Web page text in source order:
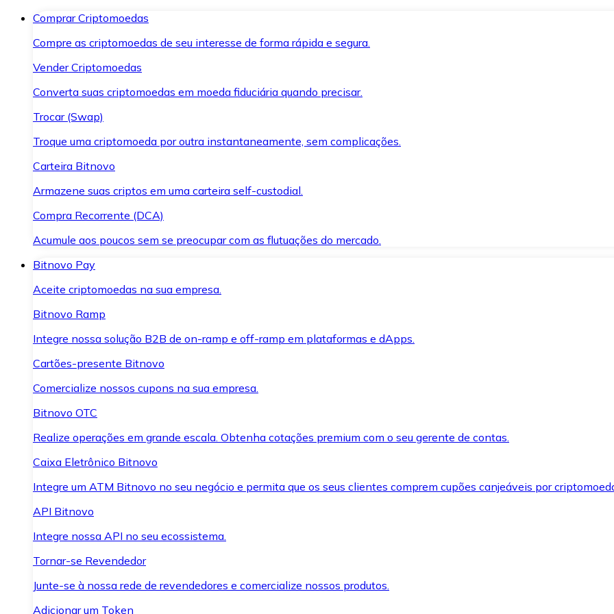
Comprar Criptomoedas
Compre as criptomoedas de seu interesse de forma rápida e segura.
Vender Criptomoedas
Converta suas criptomoedas em moeda fiduciária quando precisar.
Trocar (Swap)
Troque uma criptomoeda por outra instantaneamente, sem complicações.
Carteira Bitnovo
Armazene suas criptos em uma carteira self-custodial.
Compra Recorrente (DCA)
Acumule aos poucos sem se preocupar com as flutuações do mercado.
Bitnovo Pay
Aceite criptomoedas na sua empresa.
Bitnovo Ramp
Integre nossa solução B2B de on-ramp e off-ramp em plataformas e dApps.
Cartões-presente Bitnovo
Comercialize nossos cupons na sua empresa.
Bitnovo OTC
Realize operações em grande escala. Obtenha cotações premium com o seu gerente de contas.
Caixa Eletrônico Bitnovo
Integre um ATM Bitnovo no seu negócio e permita que os seus clientes comprem cupões canjeáveis por
API Bitnovo
Integre nossa API no seu ecossistema.
Tornar-se Revendedor
Junte-se à nossa rede de revendedores e comercialize nossos produtos.
Adicionar um Token